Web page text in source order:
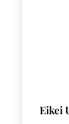
Eikei